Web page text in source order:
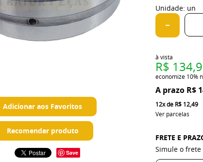
Adicionar aos Favoritos
Recomendar produto
Save
Unidade: un
R$
à vista
R$
economize 10%
12xde R$ 12,49
Ver parcelas
FRETE E
Simule o